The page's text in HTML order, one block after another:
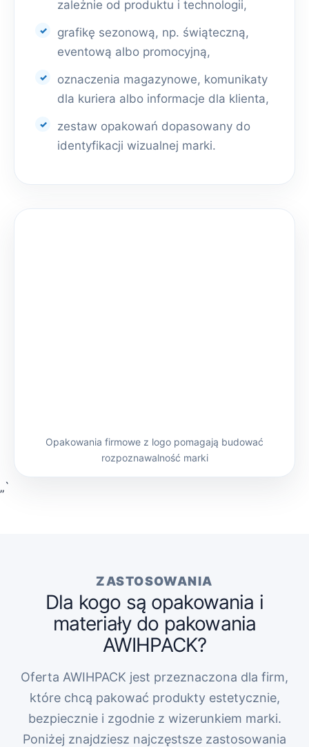
zależnie od produktu i technologii,
grafikę sezonową, np. świąteczną,
eventową albo promocyjną,
oznaczenia magazynowe, komunikaty
dla kuriera albo informacje dla klienta,
zestaw opakowań dopasowany do
identyfikacji wizualnej marki.
Opakowania firmowe z logo pomagają budować
rozpoznawalność marki
„`
ZASTOSOWANIA
Dla kogo są opakowania i
materiały do pakowania
AWIHPACK?
Oferta AWIHPACK jest przeznaczona dla firm,
które chcą pakować produkty estetycznie,
bezpiecznie i zgodnie z wizerunkiem marki.
Poniżej znajdziesz najczęstsze zastosowania